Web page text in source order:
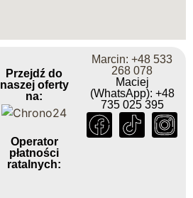
Przejdź do
naszej oferty
na:
Operator
płatności
ratalnych:
Marcin: +48 533
268 078
Maciej
(WhatsApp): +48
735 025 395